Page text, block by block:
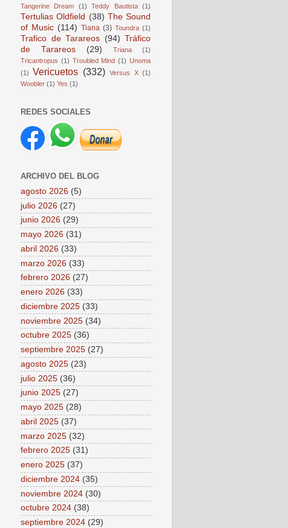
Tangerine Dream
(1) Teddy Bautista (1)
Tertulias Oldfield (38) The Sound
of Music (114) Tiana (3) Toundra (1)
Trafico de Tarareos (94) Tráfico
de Tarareos
(29) Triana
(1)
Tricantropus (1) Troubled Mind (1) Unoma
(1)
Vericuetos (332) Versus X (1)
Woobler (1) Yes (1)
REDES SOCIALES
ARCHIVO DEL BLOG
agosto 2026 (5)
julio 2026 (27)
junio 2026 (29)
mayo 2026 (31)
abril 2026 (33)
marzo 2026 (33)
febrero 2026 (27)
enero 2026 (33)
diciembre 2025 (33)
noviembre 2025 (34)
octubre 2025 (36)
septiembre 2025 (27)
agosto 2025 (23)
julio 2025 (36)
junio 2025 (27)
mayo 2025 (28)
abril 2025 (37)
marzo 2025 (32)
febrero 2025 (31)
enero 2025 (37)
diciembre 2024 (35)
noviembre 2024 (30)
octubre 2024 (38)
septiembre 2024 (29)